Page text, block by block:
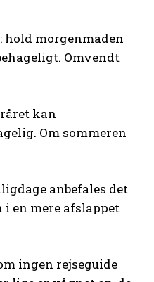
hold morgenmaden
Omvendt
kan
Om sommeren
anbefales det
i en mere afslappet
ingen rejseguide